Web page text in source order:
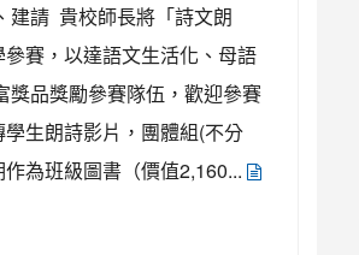
建請 貴校師長將「詩文朗
賽，以達語文生活化、母語
獎品獎勵參賽隊伍，歡迎參賽
生朗詩影片，團體組(不分
為班級圖書（價值2,160...